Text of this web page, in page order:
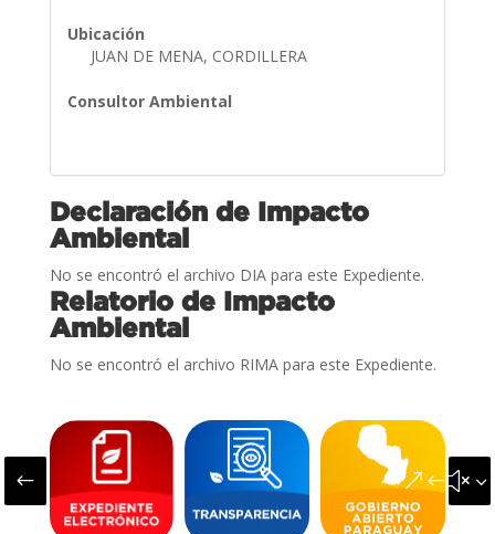
Ubicación
JUAN DE MENA, CORDILLERA
Consultor Ambiental
Declaración de Impacto
Ambiental
No se encontró el archivo DIA para este Expediente.
Relatorio de Impacto
Ambiental
No se encontró el archivo RIMA para este Expediente.
#